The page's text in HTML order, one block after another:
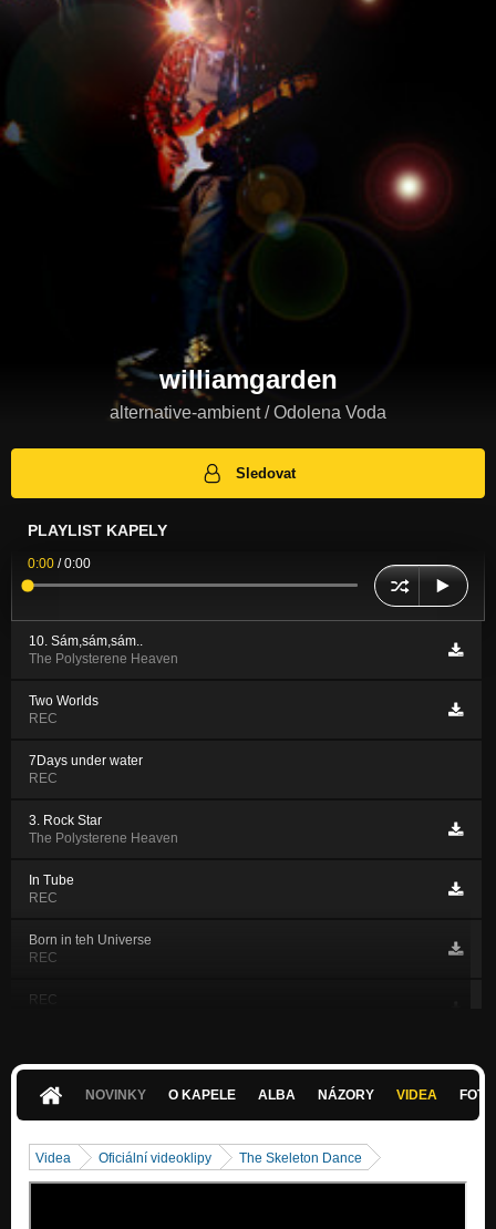
williamgarden
alternative-ambient / Odolena Voda
Sledovat
PLAYLIST KAPELY
0:00 /0:00
10. Sám,sám,sám..
The Polysterene Heaven
Two Worlds
REC
7Days under water
REC
3. Rock Star
The Polysterene Heaven
In Tube
REC
Born in teh Universe
REC
REC
Paris
Return To Saturn
NOVINKY O KAPELE ALBA NÁZORY VIDEA
Videa Oficiální videoklipy The Skeleton Dance